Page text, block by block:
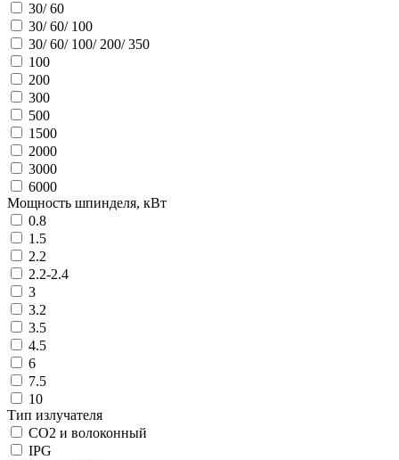
30/ 60
30/ 60/ 100
30/ 60/ 100/ 200/ 350
100
200
300
500
1500
2000
3000
6000
Мощность шпинделя, кВт
0.8
1.5
2.2
2.2-2.4
3
3.2
3.5
4.5
6
7.5
10
Тип излучателя
CO2 и волоконный
IPG